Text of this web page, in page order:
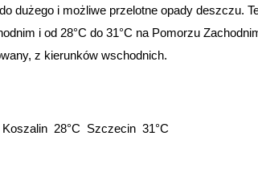
dużego i możliwe przelotne opady deszczu.
i od 28°C do 31°C na Pomorzu
z kierunków wschodnich.
28°C Szczecin 31°C